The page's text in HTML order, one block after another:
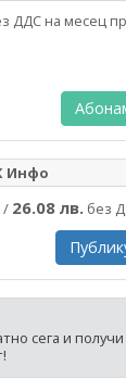
ДДС на месец
Инфо
/ 26.08 лв. без
сега и